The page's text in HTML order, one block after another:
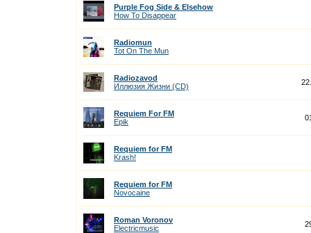
Purple Fog Side & Elsehow
How To Disappear
Radiomun
Tot On The Mun
Radiozavod
Иллюзия Жизни (CD)
Requiem For FM
Epik
Requiem for FM
Krash!
Requiem for FM
Novocaine
Roman Voronov
Electricmusic